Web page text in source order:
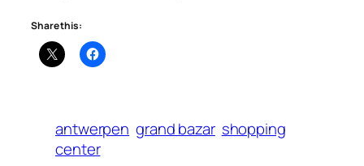
Share this:
antwerpen grand bazar shopping
center